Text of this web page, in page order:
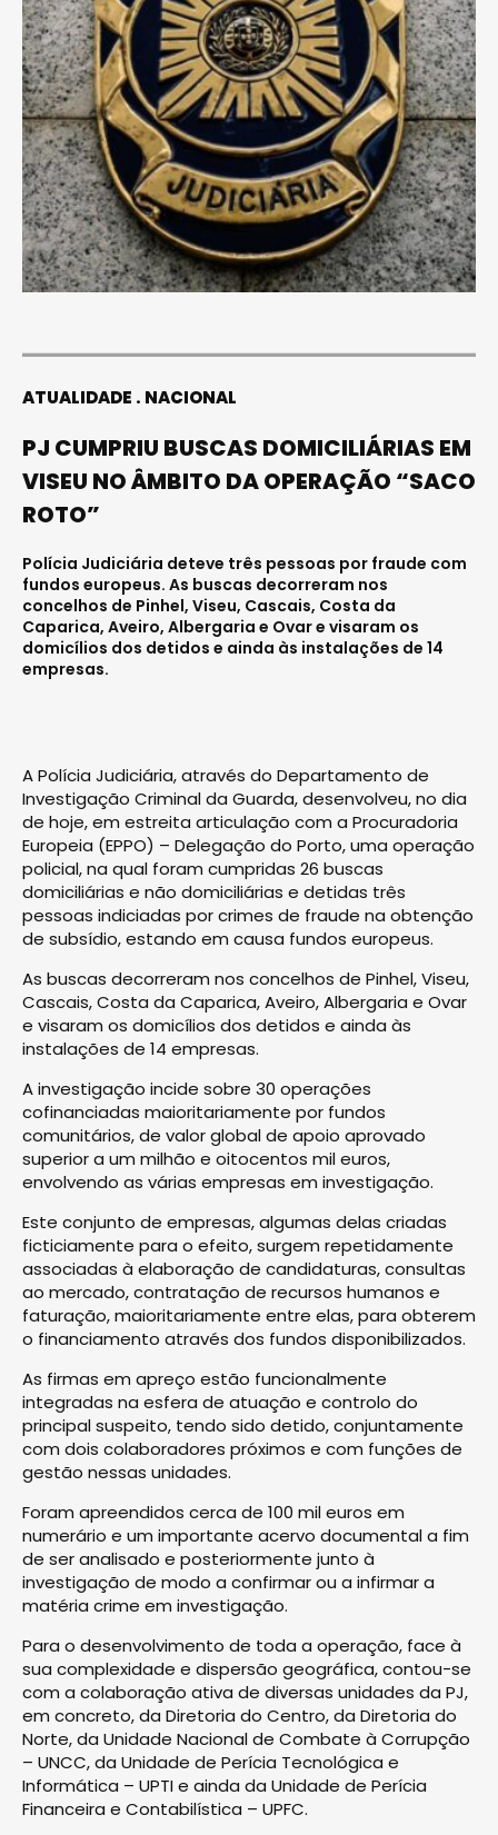
ATUALIDADE NACIONAL
PJ CUMPRIU BUSCAS DOMICILIÁRIAS EM
VISEU NO ÂMBITO DA OPERAÇÃO “SACO
ROTO”
Polícia Judiciária deteve três pessoas por fraude com
fundos europeus. As buscas decorreram nos
concelhos de Pinhel, Viseu, Cascais, Costa da
Caparica, Aveiro, Albergaria e Ovar e visaram os
domicílios dos detidos e ainda às instalações de 14
empresas.
A Polícia Judiciária, através do Departamento de
Investigação Criminal da Guarda, desenvolveu, no dia
de hoje, em estreita articulação com a Procuradoria
Europeia (EPPO) – Delegação do Porto, uma operação
policial, na qual foram cumpridas 26 buscas
domiciliárias e não domiciliárias e detidas três
pessoas indiciadas por crimes de fraude na obtenção
de subsídio, estando em causa fundos europeus.
As buscas decorreram nos concelhos de Pinhel, Viseu,
Cascais, Costa da Caparica, Aveiro, Albergaria e Ovar
e visaram os domicílios dos detidos e ainda às
instalações de 14 empresas.
A investigação incide sobre 30 operações
cofinanciadas maioritariamente por fundos
comunitários, de valor global de apoio aprovado
superior a um milhão e oitocentos mil euros,
envolvendo as várias empresas em investigação.
Este conjunto de empresas, algumas delas criadas
ficticiamente para o efeito, surgem repetidamente
associadas à elaboração de candidaturas, consultas
ao mercado, contratação de recursos humanos e
faturação, maioritariamente entre elas, para obterem
o financiamento através dos fundos disponibilizados.
As firmas em apreço estão funcionalmente
integradas na esfera de atuação e controlo do
principal suspeito, tendo sido detido, conjuntamente
com dois colaboradores próximos e com funções de
gestão nessas unidades.
Foram apreendidos cerca de 100 mil euros em
numerário e um importante acervo documental a fim
de ser analisado e posteriormente junto à
investigação de modo a confirmar ou a infirmar a
matéria crime em investigação.
Para o desenvolvimento de toda a operação, face à
sua complexidade e dispersão geográfica, contou-se
com a colaboração ativa de diversas unidades da PJ,
em concreto, da Diretoria do Centro, da Diretoria do
Norte, da Unidade Nacional de Combate à Corrupção
– UNCC, da Unidade de Perícia Tecnológica e
Informática – UPTI e ainda da Unidade de Perícia
Financeira e Contabilística – UPFC.